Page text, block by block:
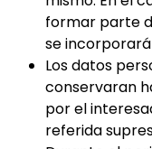
formar parte
se
Los datos
conservaran
por el
referida